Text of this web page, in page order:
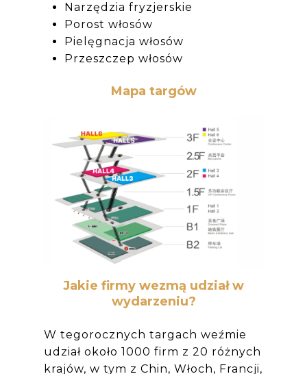
Narzędzia fryzjerskie
Porost włosów
Pielęgnacja włosów
Przeszczep włosów
Mapa targów
Jakie firmy wezmą udział w
wydarzeniu?
W tegorocznych targach weźmie
udział około 1000 firm z 20 różnych
krajów, w tym z Chin, Włoch, Francji,